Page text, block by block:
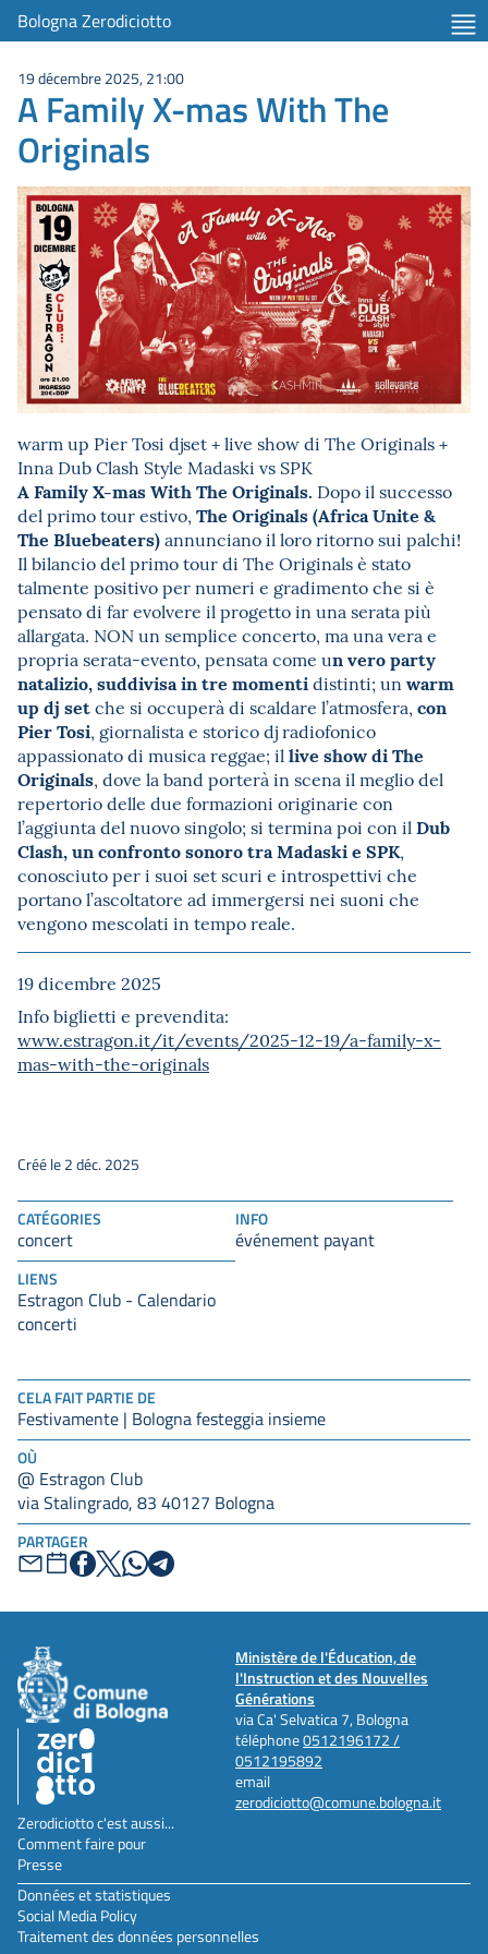
Bologna Zerodiciotto
CELA FAIT PARTIE DE
Festivamente | Bologna festeggia insieme
OÙ
@ Estragon Club
via Stalingrado, 83 40127 Bologna
PARTAGER
19 décembre 2025, 21:00
A Family X-mas With The
Originals
warm up Pier Tosi djset + live show di The Originals +
Inna Dub Clash Style Madaski vs SPK
A Family X-mas With The Originals. Dopo il successo
del primo tour estivo, The Originals (Africa Unite &
The Bluebeaters)annunciano il loro ritorno sui palchi!
Il bilancio del primo tour di The Originals è stato
talmente positivo per numeri e gradimento che si è
pensato di far evolvere il progetto in una serata più
allargata. NON un semplice concerto, ma una vera e
propria serata-evento, pensata come un vero party
natalizio, suddivisa in tre momentidistinti; un warm
up dj setche si occuperà di scaldare l’atmosfera, con
Pier Tosi, giornalista e storico dj radiofonico
appassionato di musica reggae; il live show di The
Originals, dove la band porterà in scena il meglio del
repertorio delle due formazioni originarie con
l’aggiunta del nuovo singolo; si termina poi con il Dub
Clash, un confronto sonoro tra Madaski e SPK,
conosciuto per i suoi set scuri e introspettivi che
portano l’ascoltatore ad immergersi nei suoni che
vengono mescolati in tempo reale.
19 dicembre 2025
Info biglietti e prevendita:
www.estragon.it/it/events/2025-12-19/a-family-x-
mas-with-the-originals
CATÉGORIES
concert
INFO
événement payant
LIENS
Estragon Club - Calendario
concerti
Créé le 2 déc. 2025
Ministère de l'Éducation, de
l'Instruction et des Nouvelles
Générations
via Ca' Selvatica 7, Bologna
téléphone0512196172 /
0512195892
email
zerodiciotto@comune.bologna.it
Zerodiciotto c'est aussi...
Comment faire pour
Presse
Données et statistiques
Social Media Policy
Traitement des données personnelles